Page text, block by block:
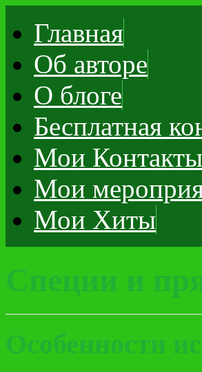
Главная
Об авторе
О блоге
Бесплатная
Мои Контакты
Мои
Мои Хиты
Специи и
Особенности